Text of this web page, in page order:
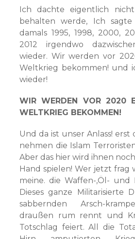
Ich dachte eigentlich
behalten werde, Ich
damals 1995, 1998, 2000,
2012 irgendwo
wieder. Wir werden vor
Weltkrieg bekommen! und
wieder!
WIR WERDEN VOR 2020
WELTKRIEG BEKOMMEN!
Und da ist unser Anlass! erst
nehmen die Islam
Aber das hier wird ihnen
Hand spielen! Wer jetzt frag
meine. die Waffen-,Öl- und
Dieses ganze Militarisierte
sabbernden Arsch-
draußen rum rennt und
Totschlag feiert. All die